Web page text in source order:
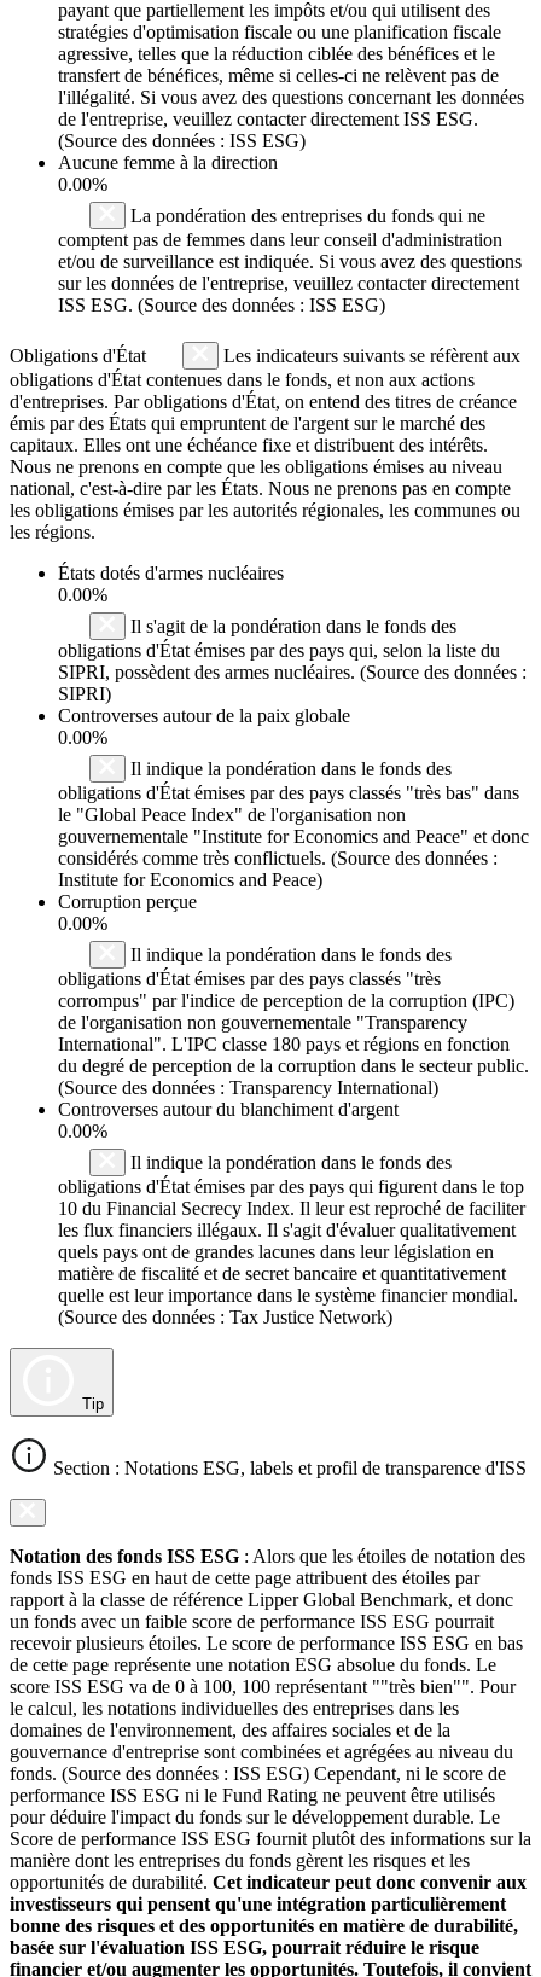
payant que partiellement les impôts et/ou qui utilisent des
stratégies d'optimisation fiscale ou une planification fiscale
agressive, telles que la réduction ciblée des bénéfices et le
transfert de bénéfices, même si celles-ci ne relèvent pas de
l'illégalité. Si vous avez des questions concernant les données
de l'entreprise, veuillez contacter directement ISS ESG.
(Source des données : ISS ESG)
Aucune femme à la direction
0.00%
La pondération des entreprises du fonds qui ne
comptent pas de femmes dans leur conseil d'administration
et/ou de surveillance est indiquée. Si vous avez des questions
sur les données de l'entreprise, veuillez contacter directement
ISS ESG. (Source des données : ISS ESG)
Obligations d'État
Les indicateurs suivants se réfèrent aux
obligations d'État contenues dans le fonds, et non aux actions
d'entreprises. Par obligations d'État, on entend des titres de créance
émis par des États qui empruntent de l'argent sur le marché des
capitaux. Elles ont une échéance fixe et distribuent des intérêts.
Nous ne prenons en compte que les obligations émises au niveau
national, c'est-à-dire par les États. Nous ne prenons pas en compte
les obligations émises par les autorités régionales, les communes ou
les régions.
États dotés d'armes nucléaires
0.00%
Il s'agit de la pondération dans le fonds des
obligations d'État émises par des pays qui, selon la liste du
SIPRI, possèdent des armes nucléaires. (Source des données :
SIPRI)
Controverses autour de la paix globale
0.00%
Il indique la pondération dans le fonds des
obligations d'État émises par des pays classés "très bas" dans
le "Global Peace Index" de l'organisation non
gouvernementale "Institute for Economics and Peace" et donc
considérés comme très conflictuels. (Source des données :
Institute for Economics and Peace)
Corruption perçue
0.00%
Il indique la pondération dans le fonds des
obligations d'État émises par des pays classés "très
corrompus" par l'indice de perception de la corruption (IPC)
de l'organisation non gouvernementale "Transparency
International". L'IPC classe 180 pays et régions en fonction
du degré de perception de la corruption dans le secteur public.
(Source des données : Transparency International)
Controverses autour du blanchiment d'argent
0.00%
Il indique la pondération dans le fonds des
obligations d'État émises par des pays qui figurent dans le top
10 du Financial Secrecy Index. Il leur est reproché de faciliter
les flux financiers illégaux. Il s'agit d'évaluer qualitativement
quels pays ont de grandes lacunes dans leur législation en
matière de fiscalité et de secret bancaire et quantitativement
quelle est leur importance dans le système financier mondial.
(Source des données : Tax Justice Network)
Tip
Section : Notations ESG, labels et profil de transparence d'ISS
Notation des fonds ISS ESG : Alors que les étoiles de notation des
fonds ISS ESG en haut de cette page attribuent des étoiles par
rapport à la classe de référence Lipper Global Benchmark, et donc
un fonds avec un faible score de performance ISS ESG pourrait
recevoir plusieurs étoiles. Le score de performance ISS ESG en bas
de cette page représente une notation ESG absolue du fonds. Le
score ISS ESG va de 0 à 100, 100 représentant ""très bien"". Pour
le calcul, les notations individuelles des entreprises dans les
domaines de l'environnement, des affaires sociales et de la
gouvernance d'entreprise sont combinées et agrégées au niveau du
fonds. (Source des données : ISS ESG) Cependant, ni le score de
performance ISS ESG ni le Fund Rating ne peuvent être utilisés
pour déduire l'impact du fonds sur le développement durable. Le
Score de performance ISS ESG fournit plutôt des informations sur la
manière dont les entreprises du fonds gèrent les risques et les
opportunités de durabilité. Cet indicateur peut donc convenir aux
investisseurs qui pensent qu'une intégration particulièrement
bonne des risques et des opportunités en matière de durabilité,
basée sur l'évaluation ISS ESG, pourrait réduire le risque
financier et/ou augmenter les opportunités. Toutefois, il convient